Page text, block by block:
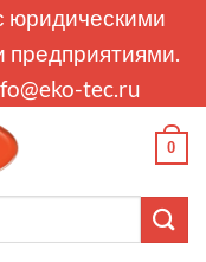
юридическими
предприятиями.
tec.ru
0